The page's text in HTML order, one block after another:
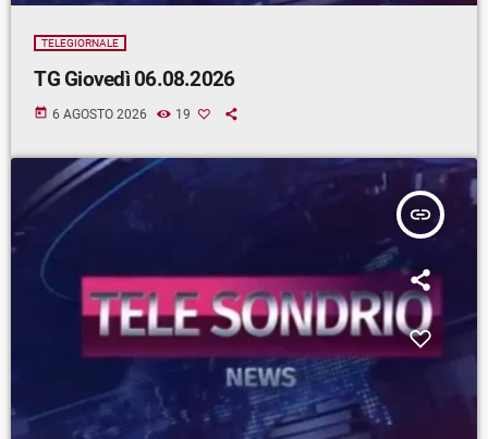
TELEGIORNALE
TG Giovedì 06.08.2026
today 6 AGOSTO 2026 19
insert_link